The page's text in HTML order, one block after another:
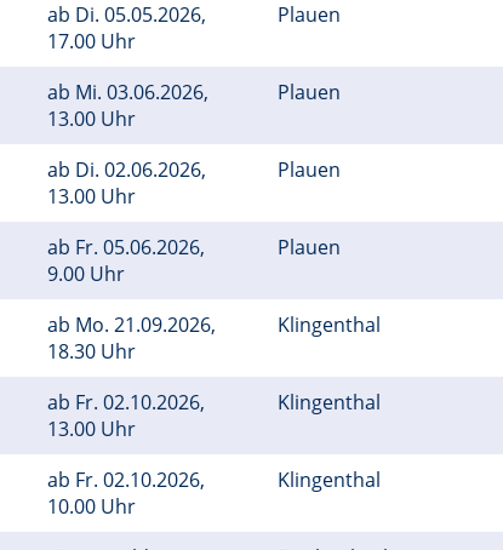
ab Di. 05.05.2026,
17.00 Uhr
Plauen
ab Mi. 03.06.2026,
13.00 Uhr
Plauen
ab Di. 02.06.2026,
13.00 Uhr
Plauen
ab Fr. 05.06.2026,
9.00 Uhr
Plauen
ab Mo. 21.09.2026,
18.30 Uhr
Klingenthal
ab Fr. 02.10.2026,
13.00 Uhr
Klingenthal
ab Fr. 02.10.2026,
10.00 Uhr
Klingenthal